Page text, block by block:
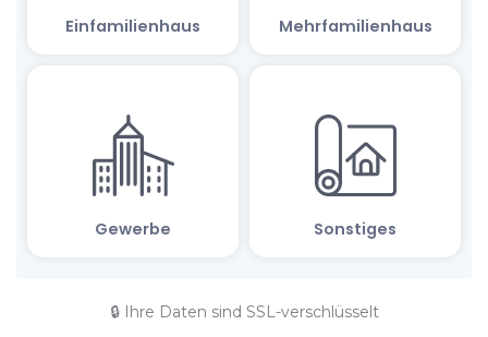
🔒 Ihre Daten sind SSL-verschlüsselt